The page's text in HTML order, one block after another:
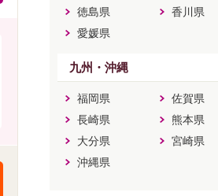
徳島県
香川県
愛媛県
九州・沖縄
福岡県
佐賀県
長崎県
熊本県
大分県
宮崎県
沖縄県